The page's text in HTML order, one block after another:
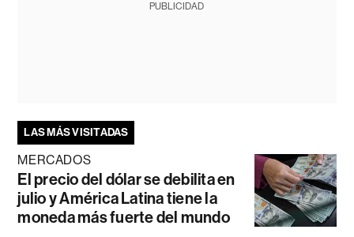
PUBLICIDAD
LAS MÁS VISITADAS
MERCADOS
El precio del dólar se debilita en
julio y América Latina tiene la
moneda más fuerte del mundo